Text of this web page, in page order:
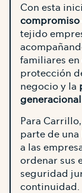
Con esta
compromiso
tejido
familiares
protección
negocio y la
generacional
Para
parte de
a las
ordenar sus
seguridad
continuidad.